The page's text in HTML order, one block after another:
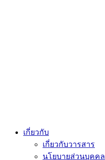
เกี่ยวกับ
เกี่ยวกับวารสาร
นโยบายส่วนบุคคล